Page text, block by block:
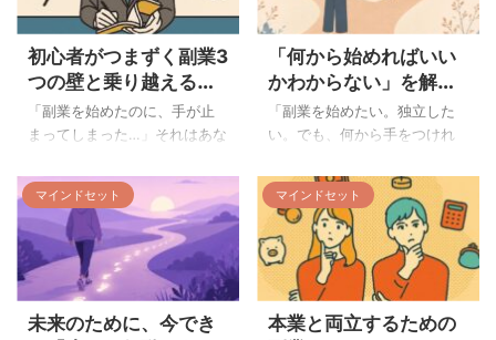
初心者がつまずく副業3
つの壁と乗り越えるヒ
ント
「副業を始めたのに、手が止
まってしまった…」それはあな
ームが続く今、多くの人が
「収入の柱を増やしたい」
「スキルアップしたい」と副
業に挑戦しています。しか
し、始めてみると思った以上
に難しく、途中で挫折してし
まう人も少なくありません。
「何から始めればいい
かわからない」を解消
する3ステップ
「副業を始めたい。独立した
い。でも、何から手をつけれ
じている方は、決して少なく
ありません。むしろ、これが
副業・起業準備における最初
の、そして最も大きな壁のひ
とつです。 情報はあふれてい
るのに、何が自分に必要なの
かわからない。調べれば調べ
マインドセット
未来のために、今でき
マインドセット
本業と両立するための